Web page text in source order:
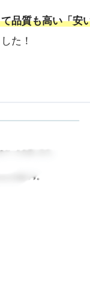
品質も高い「
た！